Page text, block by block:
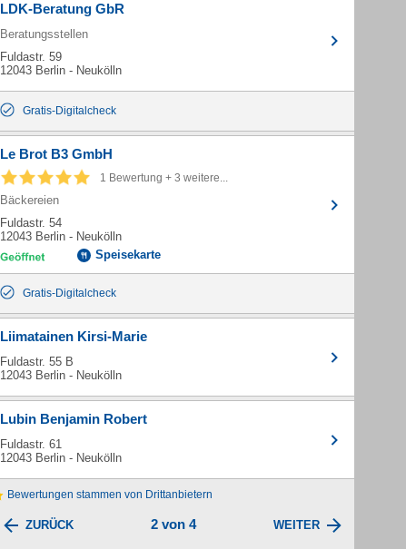
LDK-Beratung GbR
Beratungsstellen
Fuldastr. 59
12043 Berlin - Neukölln
Gratis-Digitalcheck
Le Brot B3 GmbH
1 Bewertung + 3 weitere...
Bäckereien
Fuldastr. 54
12043 Berlin - Neukölln
Speisekarte
Gratis-Digitalcheck
Liimatainen Kirsi-Marie
Fuldastr. 55 B
12043 Berlin - Neukölln
Lubin Benjamin Robert
Fuldastr. 61
12043 Berlin - Neukölln
Bewertungen stammen von Drittanbietern
ZURÜCK 2 von 4 WEITER